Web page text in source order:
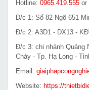
Hotline: 0965.419.555 or
Đ/c 1: Số 82 Ngõ 651
Đ/c 2: A3D1 - DX13 -
Đ/c 3: chi nhánh Quảng
Cháy - Tp. Hạ Long -
Email:
Website: https://